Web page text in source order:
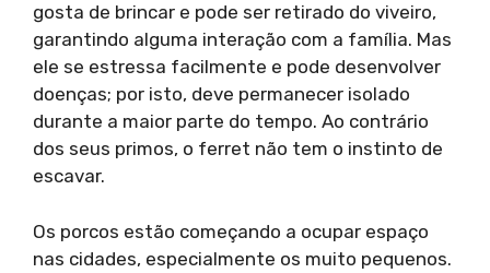
gosta de brincar e pode ser retirado do viveiro,
garantindo alguma interação com a família. Mas
ele se estressa facilmente e pode desenvolver
doenças; por isto, deve permanecer isolado
durante a maior parte do tempo. Ao contrário
dos seus primos, o ferret não tem o instinto de
escavar.
Os porcos estão começando a ocupar espaço
nas cidades, especialmente os muito pequenos.